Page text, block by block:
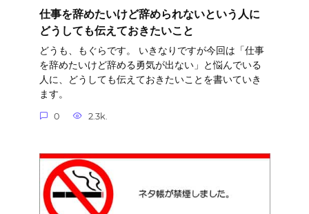
仕事を辞めたいけど辞められないという人に
どうしても伝えておきたいこと
どうも、もぐらです。 いきなりですが今回は「仕事
を辞めたいけど辞める勇気が出ない」と悩んでいる
人に、どうしても伝えておきたいことを書いていき
ます。
0 2.3k.